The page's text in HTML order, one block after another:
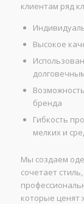
клиентам ряд
Высокое
бренда
Гибкость
мелких и
Мы создаем
сочетает
которые ценят